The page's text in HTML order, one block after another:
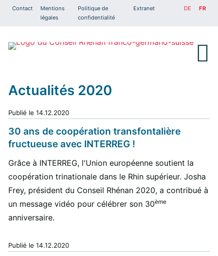
Contact
Mentions
légales
Politique de
confidentialité
Extranet DE FR
Actualités 2020
Publié le14.12.2020
30 ans de coopération transfontalière
fructueuse avec INTERREG !
Grâce à INTERREG, l'Union européenne soutient la
coopération trinationale dans le Rhin supérieur. Josha
Frey, président du Conseil Rhénan 2020, a contribué à
un message vidéo pour célébrer son 30ème
anniversaire.
Publié le14.12.2020